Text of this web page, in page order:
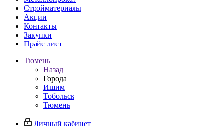
Стройматериалы
Акции
Контакты
Закупки
Прайс лист
Тюмень
Назад
Города
Ишим
Тобольск
Тюмень
Личный кабинет